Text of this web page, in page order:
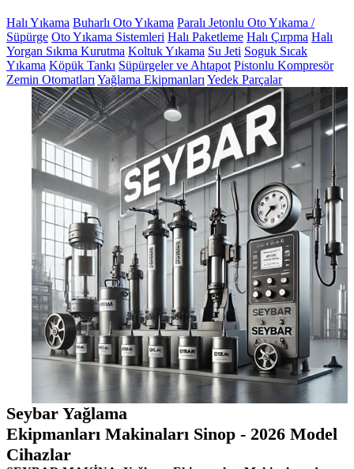
Halı Yıkama Buharlı Oto Yıkama Paralı Jetonlu Oto Yıkama /
Süpürge Oto Yıkama Sistemleri Halı Paketleme Halı Çırpma Halı
Yorgan Sıkma Kurutma Koltuk Yıkama Su Jeti Soguk Sıcak
Yıkama Köpük Tankı Süpürgeler ve Ahtapot Pistonlu Kompresör
Zemin Otomatları Yağlama Ekipmanları Yedek Parçalar
Seybar Yağlama
Ekipmanları Makinaları Sinop - 2026 Model
Cihazlar